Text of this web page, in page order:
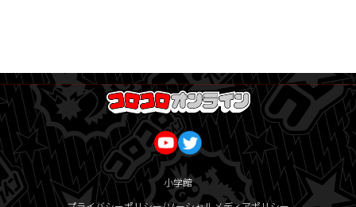
小学館